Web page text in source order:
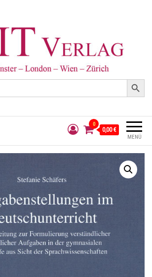
Search Button
MENÜ
0
0,00 €